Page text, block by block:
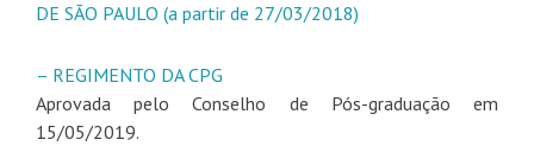
DE SÃO PAULO (a partir de 27/03/2018)
– REGIMENTO DA CPG
Aprovada pelo Conselho de Pós-graduação em
15/05/2019.